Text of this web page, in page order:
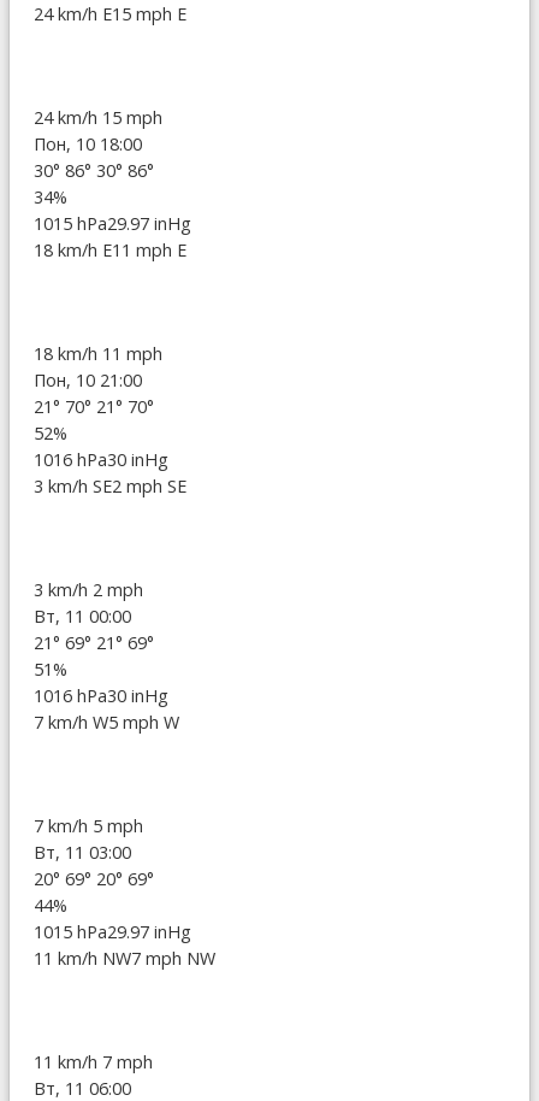
24 km/h E15 mph E
24 km/h 15 mph
Пон, 10 18:00
30° 86° 30° 86°
34%
1015 hPa29.97 inHg
18 km/h E11 mph E
18 km/h 11 mph
Пон, 10 21:00
21° 70° 21° 70°
52%
1016 hPa30 inHg
3 km/h SE2 mph SE
3 km/h 2 mph
Вт, 11 00:00
21° 69° 21° 69°
51%
1016 hPa30 inHg
7 km/h W5 mph W
7 km/h 5 mph
Вт, 11 03:00
20° 69° 20° 69°
44%
1015 hPa29.97 inHg
11 km/h NW7 mph NW
11 km/h 7 mph
Вт, 11 06:00